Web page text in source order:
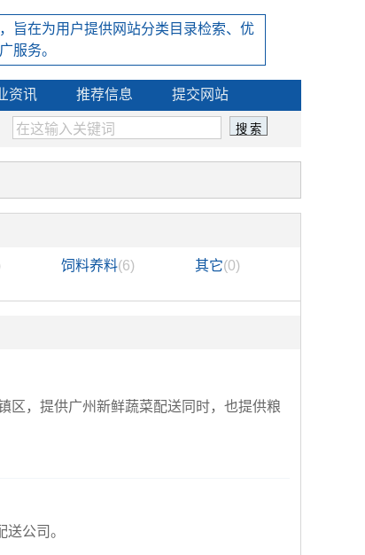
旨在为用户提供网站分类目录检索、优
服务。
资讯 推荐信息 提交网站
饲料养料(6) 其它(0)
区，提供广州新鲜蔬菜配送同时，也提供粮
公司。